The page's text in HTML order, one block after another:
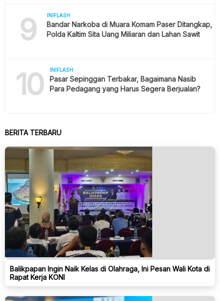
9 INIFLASH
Bandar Narkoba di Muara Komam Paser Ditangkap,
Polda Kaltim Sita Uang Miliaran dan Lahan Sawit
10 INIFLASH
Pasar Sepinggan Terbakar, Bagaimana Nasib
Para Pedagang yang Harus Segera Berjualan?
BERITA TERBARU
Balikpapan Ingin Naik Kelas di Olahraga, Ini Pesan Wali Kota di
Rapat Kerja KONI